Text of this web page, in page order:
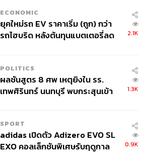
ECONOMIC
ยุคใหม่รถ EV ราคาเริ่ม (ถูก) กว่า
รถไฮบริด หลังต้นทุนแบตเตอรี่ลด
2.1K
POLITICS
ผลชันสูตร 8 ศพ เหตุยิงใน รร.
เทพศิรินทร์ นนทบุรี พบกระสุนเข้า
1.3K
SPORT
adidas เปิดตัว Adizero EVO SL
EXO คอลเล็กชันพิเศษรับฤดูกาล
0.9K